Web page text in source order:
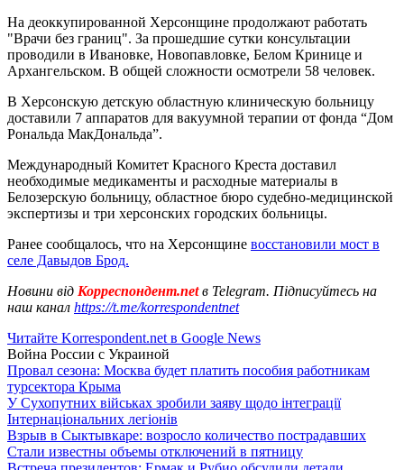
На деоккупированной Херсонщине продолжают работать
"Врачи без границ". За прошедшие сутки консультации
проводили в Ивановке, Новопавловке, Белом Кринице и
Архангельском. В общей сложности осмотрели 58 человек.
В Херсонскую детскую областную клиническую больницу
доставили 7 аппаратов для вакуумной терапии от фонда “Дом
Рональда МакДональда”.
Международный Комитет Красного Креста доставил
необходимые медикаменты и расходные материалы в
Белозерскую больницу, областное бюро судебно-медицинской
экспертизы и три херсонских городских больницы.
Ранее сообщалось, что на Херсонщине восстановили мост в
селе Давыдов Брод.
Новини від Корреспондент.netв Telegram. Підписуйтесь на
наш канал https://t.me/korrespondentnet
Читайте Korrespondent.net в Google News
Война России с Украиной
Провал сезона: Москва будет платить пособия работникам
турсектора Крыма
У Сухопутних військах зробили заяву щодо інтеграції
Інтернаціональних легіонів
Взрыв в Сыктывкаре: возросло количество пострадавших
Стали известны объемы отключений в пятницу